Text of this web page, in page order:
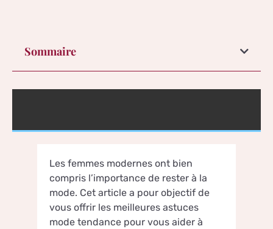
Sommaire
Les femmes modernes ont bien
compris l’importance de rester à la
mode. Cet article a pour objectif de
vous offrir les meilleures astuces
mode tendance pour vous aider à